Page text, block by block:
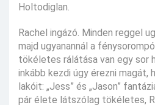
Holtodiglan.
Rachel ingázó. Minden reggel
majd ugyanannál a
tökéletes rálátása van egy sor
inkább kezdi úgy érezni magát,
lakóit: „Jess” és „Jason”
pár élete látszólag tökéletes,